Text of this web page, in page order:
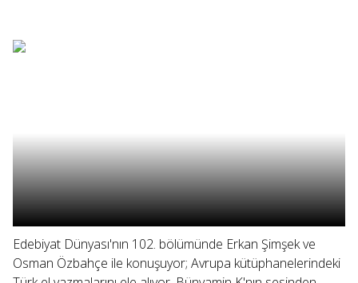
Edebiyat Dünyası'nın 102. bölümünde Erkan Şimşek ve
Osman Özbahçe ile konuşuyor; Avrupa kütüphanelerindeki